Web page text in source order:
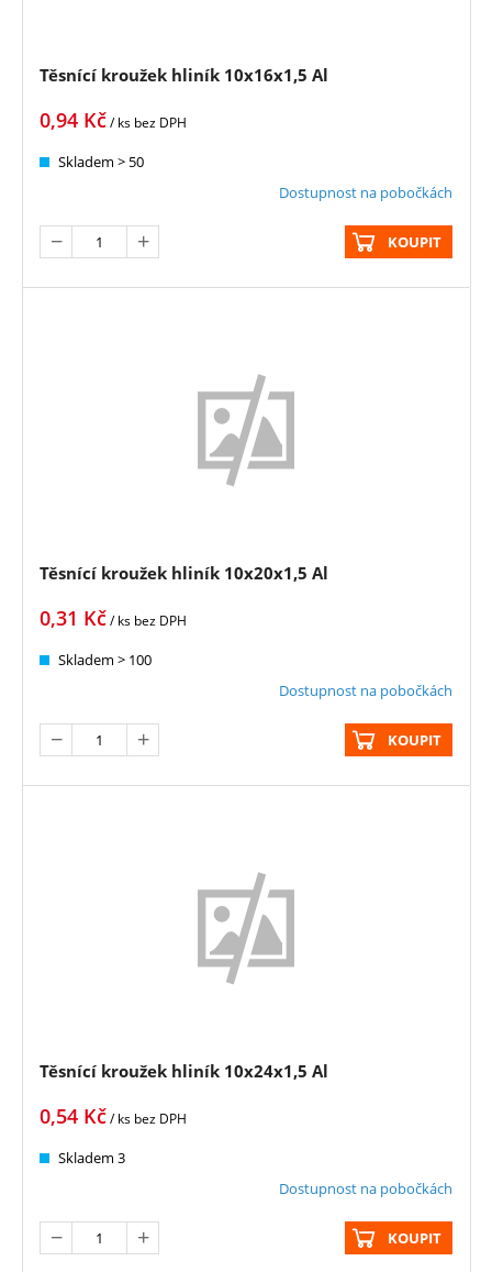
Těsnící kroužek hliník 10x16x1,5 Al
0,94 Kč/ ks bez DPH
Skladem > 50
Dostupnost na pobočkách
KOUPIT
Těsnící kroužek hliník 10x20x1,5 Al
0,31 Kč/ ks bez DPH
Skladem > 100
Dostupnost na pobočkách
KOUPIT
Těsnící kroužek hliník 10x24x1,5 Al
0,54 Kč/ ks bez DPH
Skladem 3
Dostupnost na pobočkách
KOUPIT